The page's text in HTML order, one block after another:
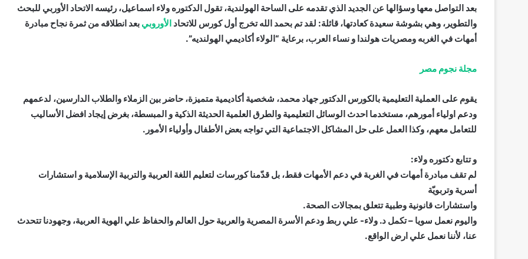
بعد التواصل معها وسؤالها عن الجديد الذي تقدمه على الساحة الهولندية، تقول الدكتوره ولاء اسماعيل، رئيسه الاتحاد الأوربي للبحث
والتطوير، وهي بشوشة سعيدة كعادتها، قائلة: لقد تم بحمد الله تخرج أول كورس للاتحاد الأوروبي بعد انطلاقه من ثمرة نجاح مبادرة
أمهات في الغربه ومصريات هولندا و نساء العرب، برعاية “الولاء أكاديمي الهولنديه”.
مجلة نجوم مصر
يقوم على العملية التعليمية بالكورس الدكتور جهاد محمد، شخصية أكاديمية متميزة، حاضر بين الزملاء والطلاب الدارسين، لدعمهم
ودعم اولياء أمورهم، مستخدما احدث الوسائل التعليمية والطرق العلمية الحديثة الذكية و المبسطة، بغرض إيجاد افضل الأساليب
للتعامل معهم، وكذا العمل على حل المشاكل الاجتماعية التي تواجه بعض الأطفال وأولياء الأمور.
و تتابع دكتوره ولاء:
لم تقف مبادرة أمهات في الغربة في دعم الأمهات فقط، بل قدّمنا كورسات لتعليم اللغة العربية والتربية الإسلامية و استشارات
أسرية وتربويّة
واستشارات قانونية وطبية تتعلق بمجالات الصحة.
واليوم نعمل سويا – تكمل د. ولاء- علي ربط ودعم الأسرة المصرية والعربية حول العالم والحفاظ علي الهوية العربية، وجهودنا تتحدث
عنا، لأننا نعمل علي ارض الواقع.